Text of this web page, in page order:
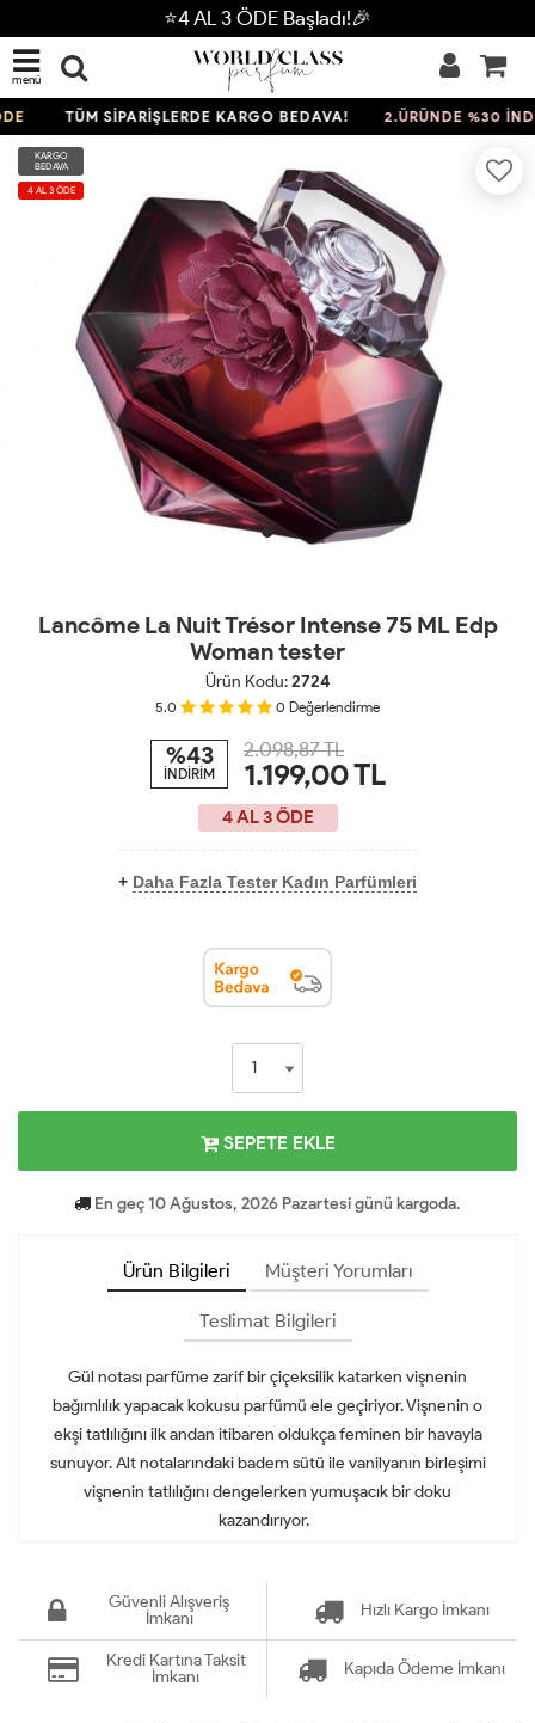
⭐4 AL 3 ÖDE Başladı!🎉
menü
TÜM SİPARİŞLERDE KARGO BEDAVA! 2.ÜRÜNDE %30
KARGO
BEDAVA
4 AL 3 ÖDE
Lancôme La Nuit Trésor Intense 75 ML Edp
Woman tester
Ürün Kodu:2724
5.0 0 Değerlendirme
%43
İNDİRİM
2.098,87 TL
1.199,00TL
4 AL 3 ÖDE
+ Daha Fazla Tester Kadın Parfümleri
SEPETE EKLE
En geç 10 Ağustos, 2026 Pazartesi günü kargoda.
Ürün Bilgileri Müşteri Yorumları
Teslimat Bilgileri
Gül notası parfüme zarif bir çiçeksilik katarken vişnenin
bağımlılık yapacak kokusu parfümü ele geçiriyor. Vişnenin o
ekşi tatlılığını ilk andan itibaren oldukça feminen bir havayla
sunuyor. Alt notalarındaki badem sütü ile vanilyanın birleşimi
vişnenin tatlılığını dengelerken yumuşacık bir doku
kazandırıyor.
Güvenli Alışveriş
İmkanı
Hızlı Kargo İmkanı
Kredi Kartına Taksit
İmkanı
Kapıda Ödeme İmkanı